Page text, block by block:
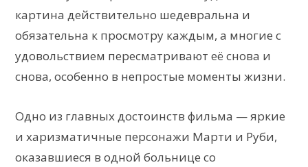
картина действительно шедевральна и
обязательна к просмотру каждым, а многие с
удовольствием пересматривают её снова и
снова, особенно в непростые моменты жизни.
Одно из главных достоинств фильма — яркие
и харизматичные персонажи Марти и Руби,
оказавшиеся в одной больнице со